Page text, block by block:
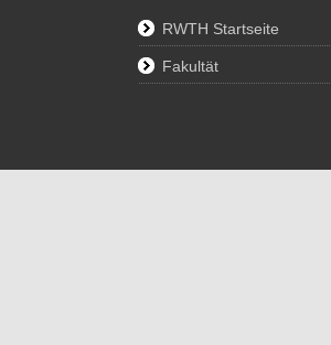
RWTH Startseite
Fakultät